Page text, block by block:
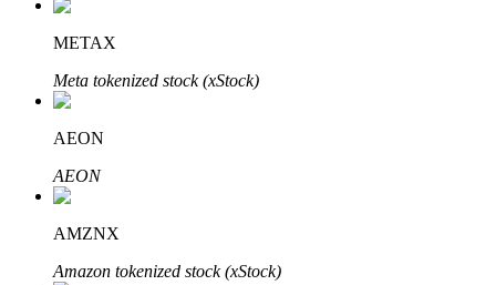
Pelajari Staking
Pelajari tentang mendapatkan penghasilan pasif
Bitrue
AI
Mitra Bitrue
METAX
Meta tokenized stock (xStock)
AEON
AEON
AMZNX
Amazon tokenized stock (xStock)